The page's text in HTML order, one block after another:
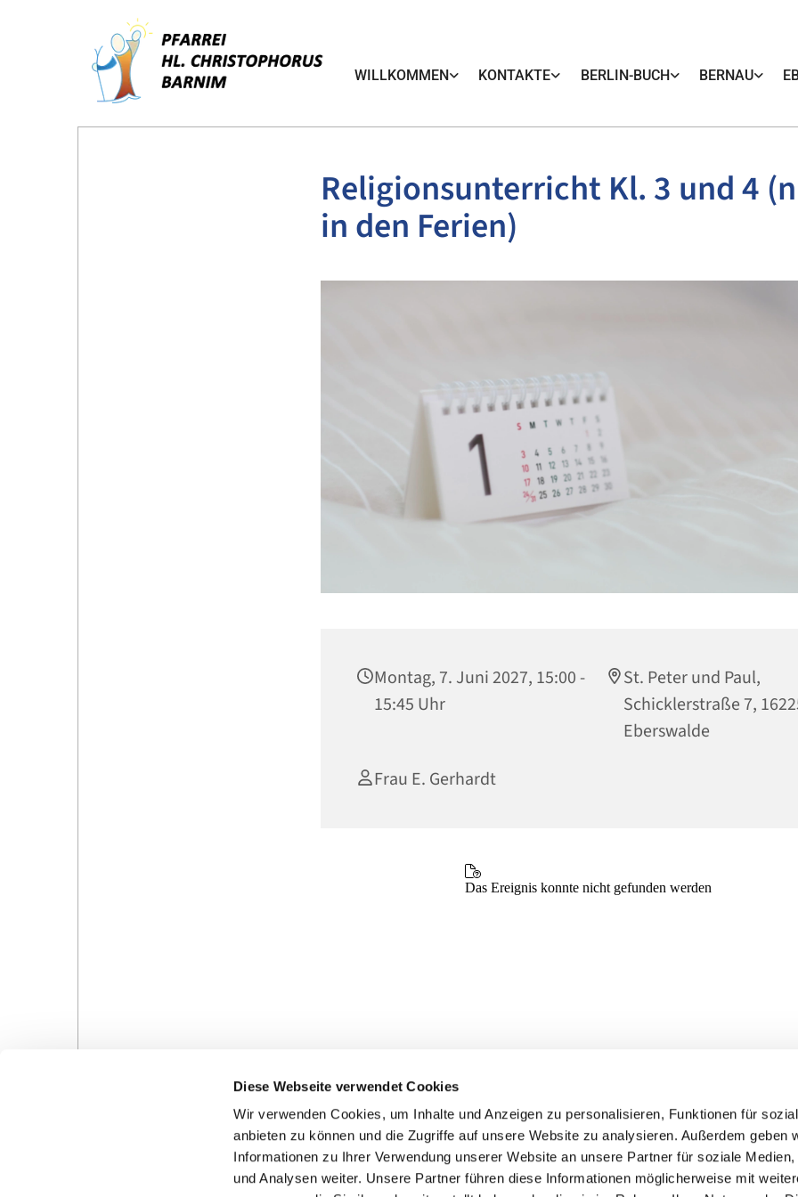
Diese Webseite verwendet Cookies
Wir verwenden Cookies, um Inhalte und Anzeigen zu personalisieren, Funktionen für
anbieten zu können und die Zugriffe auf unsere Website zu analysieren. Außerdem geben
Informationen zu Ihrer Verwendung unserer Website an unsere Partner für soziale Medien,
und Analysen weiter. Unsere Partner führen diese Informationen möglicherweise mit
WILLKOMMEN KONTAKTE BERLIN-BUCH BERNAU
Religionsunterricht Kl. 3 und 4
in den Ferien)
Montag, 7. Juni 2027, 15:00 -
15:45 Uhr
St. Peter und Paul,
Schicklerstraße 7,
Eberswalde
Frau E. Gerhardt